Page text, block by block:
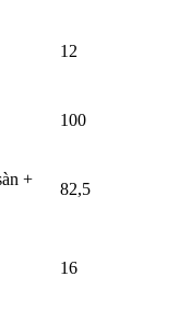
12
100
+
82,5
16